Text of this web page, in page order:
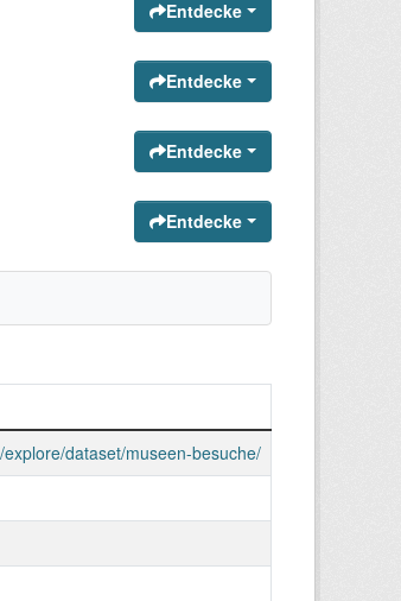
Entdecke
Entdecke
Entdecke
Entdecke
dataset/museen-besuche/